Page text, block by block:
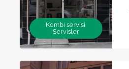
Kombi servisi,
Servisler